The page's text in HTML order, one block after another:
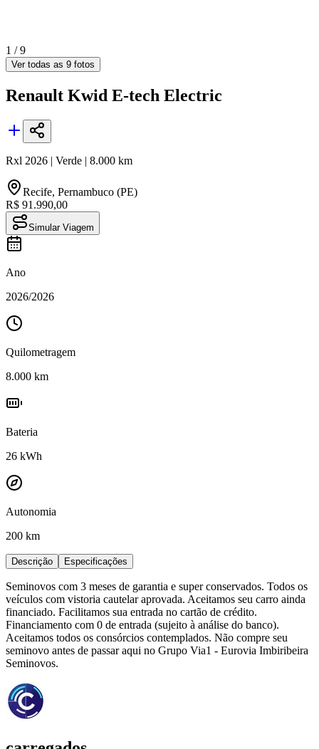
1 /9
Ver todas as 9 fotos
Renault Kwid E-tech Electric
Rxl 2026 | Verde | 8.000 km
Recife, Pernambuco (PE)
R$ 91.990,00
Simular Viagem
Ano
2026/2026
Quilometragem
8.000 km
Bateria
26 kWh
Autonomia
200 km
Descrição Especificações
Seminovos com 3 meses de garantia e super conservados. Todos os
veículos com vistoria cautelar aprovada. Aceitamos seu carro ainda
financiado. Facilitamos sua entrada no cartão de crédito.
Financiamento com 0 de entrada (sujeito à análise do banco).
Aceitamos todos os consórcios contemplados. Não compre seu
seminovo antes de passar aqui no Grupo Via1 - Eurovia Imbiribeira
Seminovos.